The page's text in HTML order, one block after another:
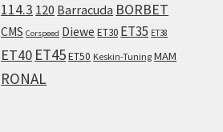
114.3 120 Barracuda BORBET
CMS Corspeed Diewe ET30 ET35 ET38
ET40 ET45ET50 Keskin-Tuning MAM
RONAL